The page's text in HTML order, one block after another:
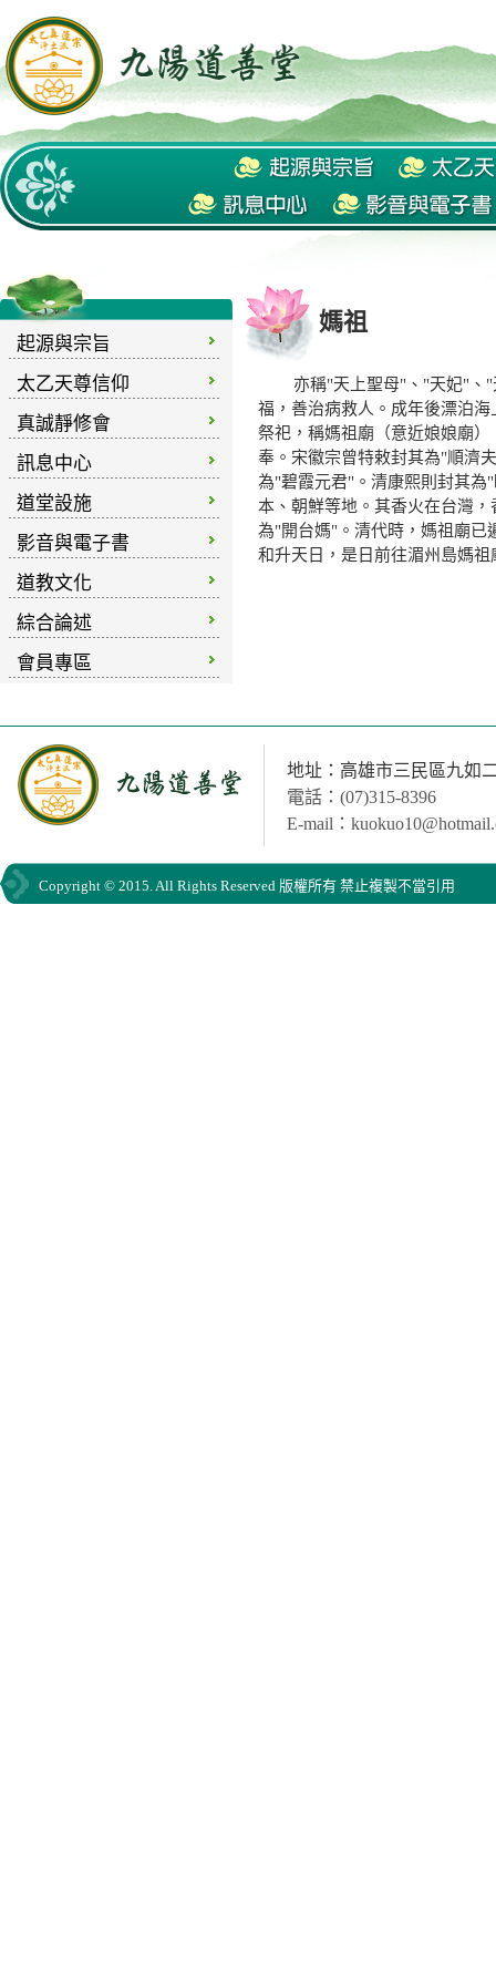
起源與宗旨
太乙天尊信仰
真誠靜修會
訊息中心
道堂設施
影音與電子書
道教文化
綜合論述
會員專區
媽祖
亦稱"天上聖母"、"天妃"、"天
福，善治病救人。成年後漂泊
祭祀，稱媽祖廟（意近娘娘廟
奉。宋徽宗曾特敕封其為"順濟
為"碧霞元君"。清康熙則封其為
本、朝鮮等地。其香火在台灣
為"開台媽"。清代時，媽祖廟已
和升天日，是日前往湄州島媽
地址：高雄市三民區九如
電話：(07)315-8396
E-mail：
Copyright © 2015. All Rights Reserved 版權所有 禁止複製不當引用